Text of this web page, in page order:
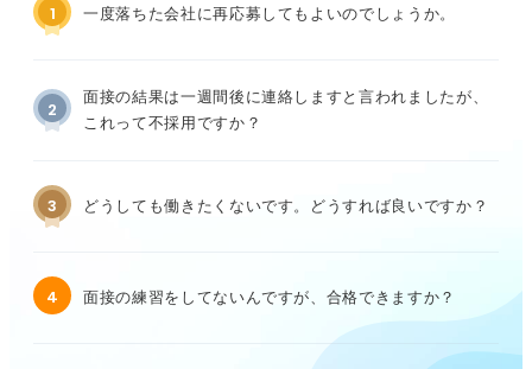
1 一度落ちた会社に再応募してもよいのでしょうか。
2
面接の結果は一週間後に連絡しますと言われましたが、
これって不採用ですか？
3 どうしても働きたくないです。どうすれば良いですか？
4 面接の練習をしてないんですが、合格できますか？